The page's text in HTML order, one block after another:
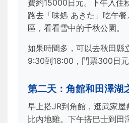
費約15000日元。下午入住
路去「味処 あきた」吃午
區，看看雪中的千秋公園。
如果時間多，可以去秋田縣
9:30到18:00，門票300日元
第二天：角館和田澤湖
早上搭JR到角館，逛武家
比內地雞。下午搭巴士到田